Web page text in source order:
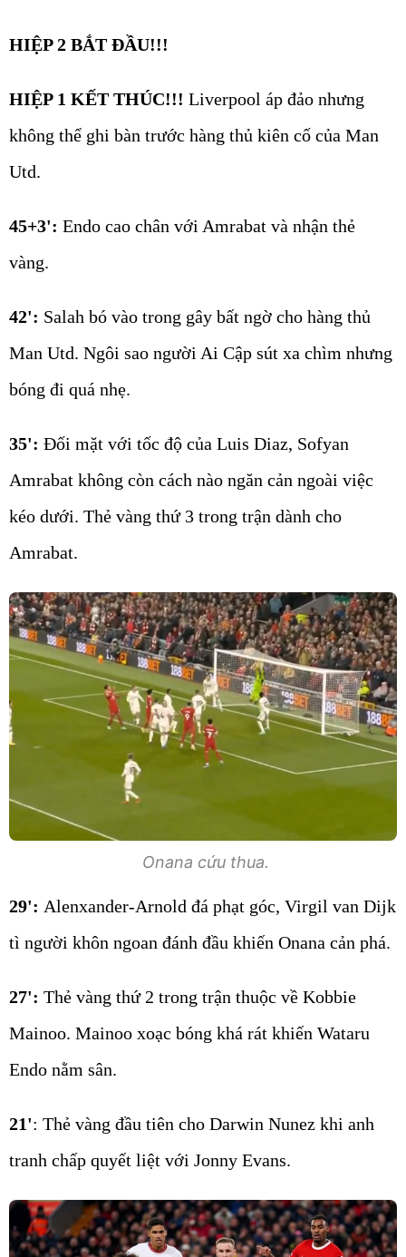
HIỆP 2 BẮT ĐẦU!!!
HIỆP 1 KẾT THÚC!!! Liverpool áp đảo nhưng
không thể ghi bàn trước hàng thủ kiên cố của Man
Utd.
45+3': Endo cao chân với Amrabat và nhận thẻ
vàng.
42': Salah bó vào trong gây bất ngờ cho hàng thủ
Man Utd. Ngôi sao người Ai Cập sút xa chìm nhưng
bóng đi quá nhẹ.
35': Đối mặt với tốc độ của Luis Diaz, Sofyan
Amrabat không còn cách nào ngăn cản ngoài việc
kéo dưới. Thẻ vàng thứ 3 trong trận dành cho
Amrabat.
Onana cứu thua.
29': Alenxander-Arnold đá phạt góc, Virgil van Dijk
tì người khôn ngoan đánh đầu khiến Onana cản phá.
27': Thẻ vàng thứ 2 trong trận thuộc về Kobbie
Mainoo. Mainoo xoạc bóng khá rát khiến Wataru
Endo nằm sân.
21': Thẻ vàng đầu tiên cho Darwin Nunez khi anh
tranh chấp quyết liệt với Jonny Evans.